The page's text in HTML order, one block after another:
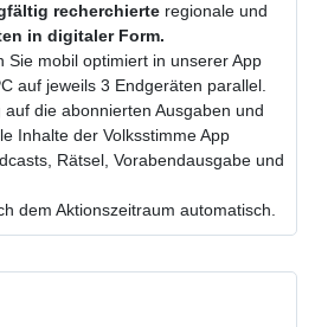
recherchierte regionale und
in digitaler Form.
Sie mobil optimiert in unserer App
auf jeweils 3 Endgeräten parallel.
die abonnierten Ausgaben und
Inhalte der Volksstimme App
Rätsel, Vorabendausgabe und
dem Aktionszeitraum automatisch.
und